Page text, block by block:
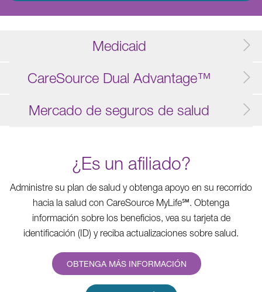
Medicaid
CareSource Dual Advantage™
Mercado de seguros de salud
¿Es un afiliado?
Administre su plan de salud y obtenga apoyo en su recorrido
hacia la salud con CareSource MyLife℠. Obtenga
información sobre los beneficios, vea su tarjeta de
identificación (ID) y reciba actualizaciones sobre salud.
OBTENGA MÁS INFORMACIÓN